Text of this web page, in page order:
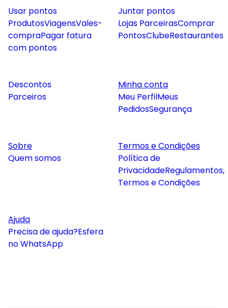
Usar pontos
ProdutosViagensVales-
compraPagar fatura
com pontos
Juntar pontos
Lojas ParceirasComprar
PontosClubeRestaurantes
Descontos
Parceiros
Minha conta
Meu PerfilMeus
PedidosSegurança
Sobre
Quem somos
Termos e Condições
Política de
PrivacidadeRegulamentos,
Termos e Condições
Ajuda
Precisa de ajuda?Esfera
no WhatsApp